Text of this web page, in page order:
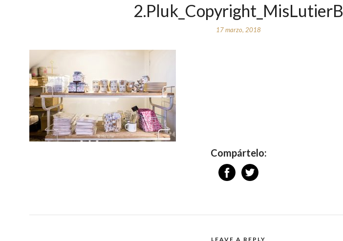
2.Pluk_Copyright_MisLutierB
17 marzo, 2018
Compártelo:
LEAVE A REPLY